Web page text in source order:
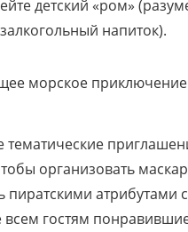
детский «ром»
напиток).
морское
тематические
организовать
пиратскими атрибутами
всем гостям